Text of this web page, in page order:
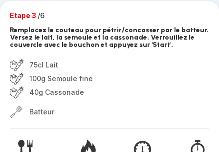
Etape 3 /6
Remplacez le couteau pour pétrir/concasser par le batteur.
Versez le lait, la semoule et la cassonade. Verrouillez le
couvercle avec le bouchon et appuyez sur 'Start'.
75cl Lait
100g Semoule fine
40g Cassonade
Batteur